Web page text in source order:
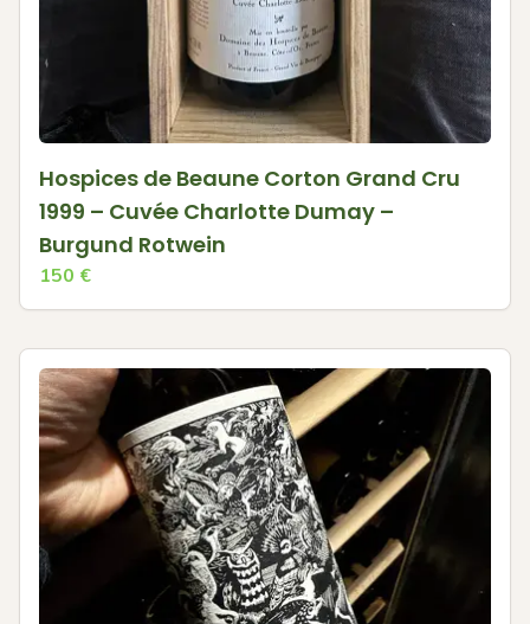
Hospices de Beaune Corton Grand Cru
1999 – Cuvée Charlotte Dumay –
Burgund Rotwein
150 €